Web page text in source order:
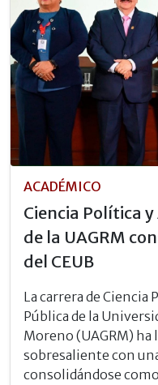
ACADÉMICO
Ciencia Política
de la UAGRM
del CEUB
La carrera de
Pública de la
Moreno (UAGRM)
sobresaliente con
consolidándose como